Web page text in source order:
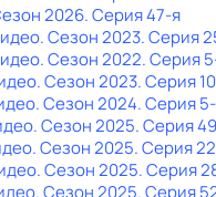
2026. Серия 47-я
. Сезон 2023. Серия
. Сезон 2022. Серия
. Сезон 2023. Серия
. Сезон 2024. Серия
. Сезон 2025. Серия
. Сезон 2025. Серия
. Сезон 2025. Серия
. Сезон 2025. Серия